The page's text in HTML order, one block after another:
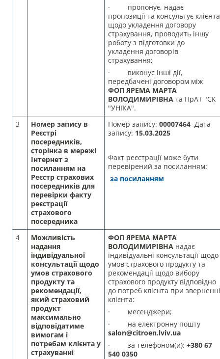
· пропонує, надає
пропозиції та консультує клієнта
щодо укладення договору
страхування, проводить іншу
роботу з підготовки до
укладення договорів
страхування;
· виконує інші дії,
передбачені договором між
ФОП ЯРЕМА МАРТА
ВОЛОДИМИРІВНА та ПрАТ "СК
"УНІКА".
3
Номер запису в
Реєстрі
посередників,
сторінка в мережі
Інтернет з
посиланням на
Реєстр страхових
посередників для
перевірки факту
реєстрації
страхового
посередника
Номер запису: 00007464 Дата
запису: 15.03.2025
Факт реєстрації може бути
перевірений за посиланням:
за посиланням
4
Можливість
надання
індивідуальної
консультації щодо
умов страхового
продукту та
рекомендації,
який страховий
продукт
максимально
відповідатиме
вимогам і
потребам клієнта у
страхуванні
ФОП ЯРЕМА МАРТА
ВОЛОДИМИРІВНА надає
індивідуальні консультації щодо
умов страхового продукту та
рекомендації щодо вибору
страхового продукту відповідно
до потреб клієнта при зверненні
клієнта:
· месенджери;
· на електронну пошту
salon@citroen.lviv.ua
· за телефоном(и): +380 67
540 0350